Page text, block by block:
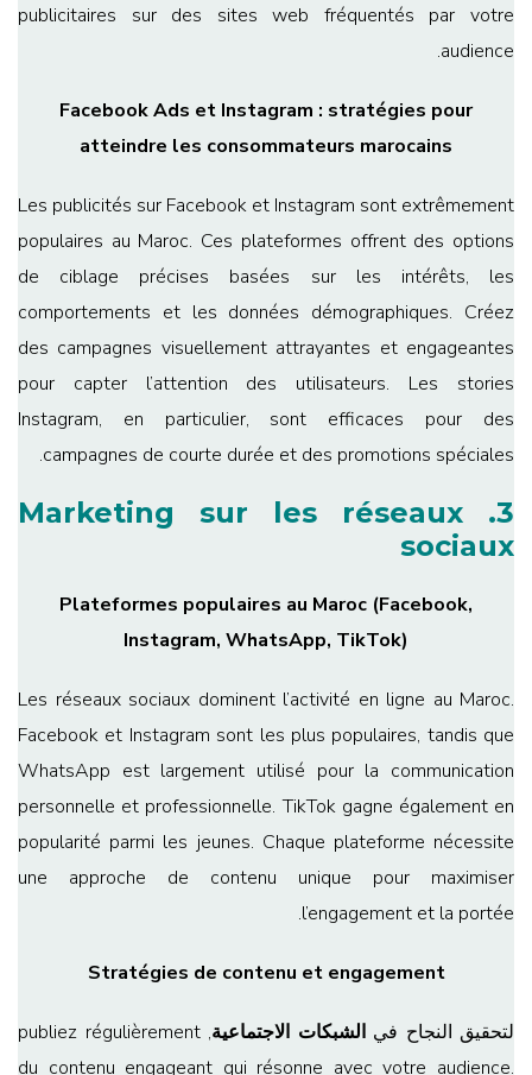
publicitaires sur des sites web fréquentés par votre
audience.
Facebook Ads et Instagram : stratégies pour
atteindre les consommateurs marocains
Les publicités sur Facebook et Instagram sont extrêmement
populaires au Maroc. Ces plateformes offrent des options
de ciblage précises basées sur les intérêts, les
comportements et les données démographiques. Créez
des campagnes visuellement attrayantes et engageantes
pour capter l’attention des utilisateurs. Les stories
Instagram, en particulier, sont efficaces pour des
campagnes de courte durée et des promotions spéciales.
3.
Marketing sur les réseaux
sociaux
Plateformes populaires au Maroc (Facebook,
Instagram, WhatsApp, TikTok)
Les réseaux sociaux dominent l’activité en ligne au Maroc.
Facebook et Instagram sont les plus populaires, tandis que
WhatsApp est largement utilisé pour la communication
personnelle et professionnelle. TikTok gagne également en
popularité parmi les jeunes. Chaque plateforme nécessite
une approche de contenu unique pour maximiser
l’engagement et la portée.
Stratégies de contenu et engagement
لتحقيق النجاح فيالشبكات الاجتماعية , publiez régulièrement
du contenu engageant qui résonne avec votre audience.